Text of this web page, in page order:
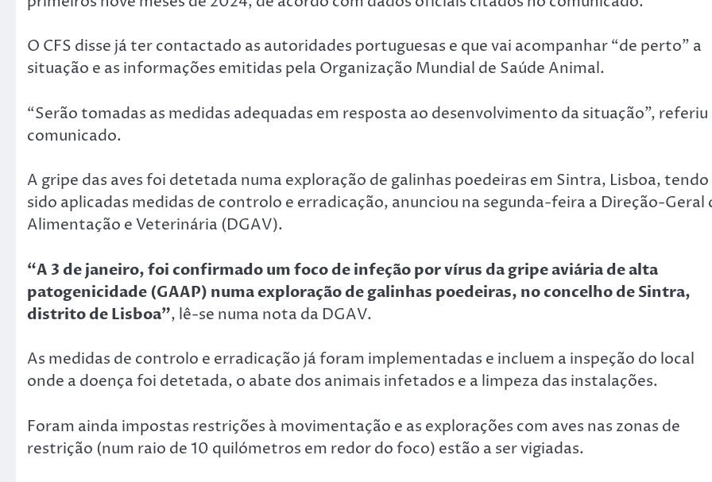
O CFS disse já ter contactado as autoridades portuguesas e que vai acompanhar “de perto” a
situação e as informações emitidas pela Organização Mundial de Saúde Animal.
“Serão tomadas as medidas adequadas em resposta ao desenvolvimento da situação”, referiu
comunicado.
A gripe das aves foi detetada numa exploração de galinhas poedeiras em Sintra, Lisboa, tendo
sido aplicadas medidas de controlo e erradicação, anunciou na segunda-feira a Direção-Geral
Alimentação e Veterinária (DGAV).
“A 3 de janeiro, foi confirmado um foco de infeção por vírus da gripe aviária de alta
patogenicidade (GAAP) numa exploração de galinhas poedeiras, no concelho de Sintra,
distrito de Lisboa”, lê-se numa nota da DGAV.
As medidas de controlo e erradicação já foram implementadas e incluem a inspeção do local
onde a doença foi detetada, o abate dos animais infetados e a limpeza das instalações.
Foram ainda impostas restrições à movimentação e as explorações com aves nas zonas de
restrição (num raio de 10 quilómetros em redor do foco) estão a ser vigiadas.